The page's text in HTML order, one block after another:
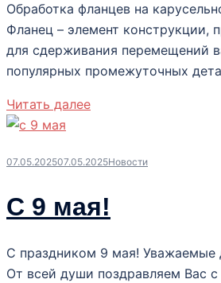
Обработка фланцев на
Фланец – элемент конструкции,
для сдерживания перемещений
популярных промежуточных
Читать далее
07.05.202507.05.2025Новости
С 9 мая!
С праздником 9 мая! Уважаемые
От всей души поздравляем Вас